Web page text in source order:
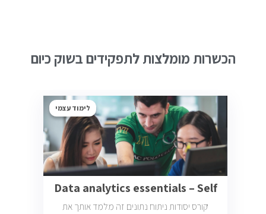
הכשרות מומלצות לתפקידים בשוק כיום
לימוד עצמי
Data analytics essentials – Self
קורס יסודות ניתוח נתונים זה מלמד אותך את